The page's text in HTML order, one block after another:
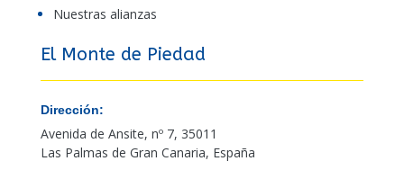
Nuestras alianzas
El Monte de Piedad
Dirección:
Avenida de Ansite, nº 7, 35011
Las Palmas de Gran Canaria, España